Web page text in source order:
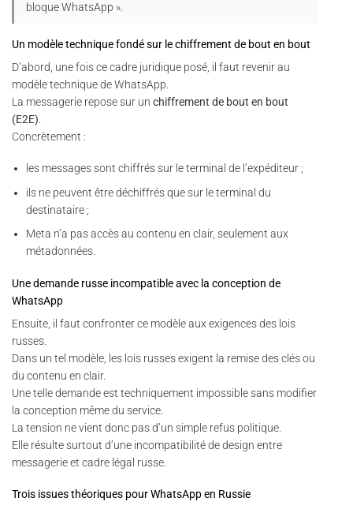
bloque WhatsApp ».
Un modèle technique fondé sur le chiffrement de bout en bout
D’abord, une fois ce cadre juridique posé, il faut revenir au
modèle technique de WhatsApp.
La messagerie repose sur un chiffrement de bout en bout
(E2E)
Concrètement :
les messages sont chiffrés sur le terminal de l’expéditeur ;
ils ne peuvent être déchiffrés que sur le terminal du
destinataire ;
Meta n’a pas accès au contenu en clair, seulement aux
métadonnées.
Une demande russe incompatible avec la conception de
WhatsApp
Ensuite, il faut confronter ce modèle aux exigences des lois
russes.
Dans un tel modèle, les lois russes exigent la remise des clés ou
du contenu en clair.
Une telle demande est techniquement impossible sans modifier
la conception même du service.
La tension ne vient donc pas d’un simple refus politique.
Elle résulte surtout d’une incompatibilité de design entre
messagerie et cadre légal russe.
Trois issues théoriques pour WhatsApp en Russie